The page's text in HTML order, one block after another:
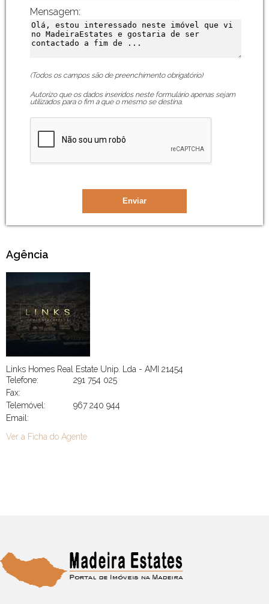
Mensagem:
(Todos os campos são de preenchimento obrigatório)
Autorizo que os dados inseridos neste formulário apenas sejam
utilizados para o fim a que o mesmo se destina.
Agência
Links Homes Real Estate Unip. Lda - AMI 21454
Telefone:
291 754 025
Fax:
Telemóvel:
967 240 944
Email:
Ver a Ficha do Agente